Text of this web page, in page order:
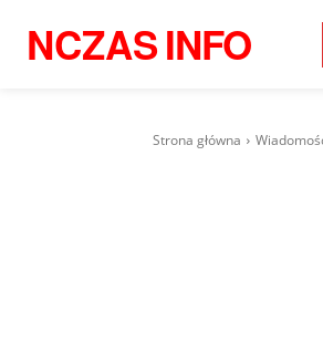
NCZASINFO
Strona główna